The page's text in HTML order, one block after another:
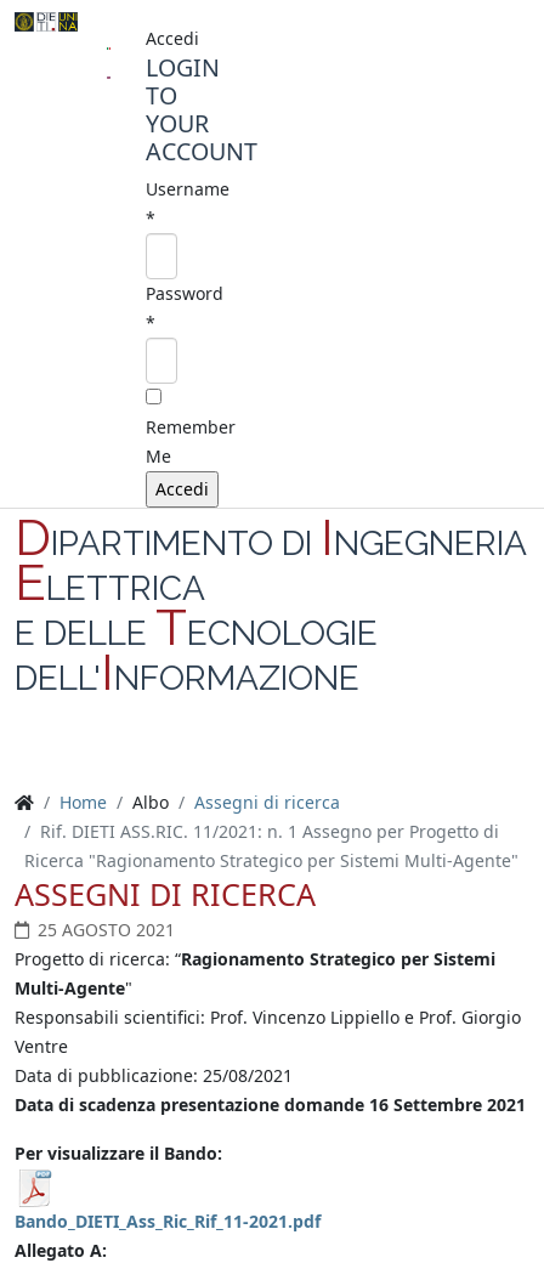
Accedi
LOGIN
TO
YOUR
ACCOUNT
Username
*
Password
*
Remember
Me
DIPARTIMENTO DI INGEGNERIA
ELETTRICA
E DELLE TECNOLOGIE
DELL'INFORMAZIONE
Home Albo
Assegni di ricerca
Rif. DIETI ASS.RIC. 11/2021: n. 1 Assegno per Progetto di
Ricerca "Ragionamento Strategico per Sistemi Multi-Agente"
ASSEGNI DI RICERCA
25 AGOSTO 2021
Progetto di ricerca: “Ragionamento Strategico per Sistemi
Multi-Agente"
Responsabili scientifici: Prof. Vincenzo Lippiello e Prof. Giorgio
Ventre
Data di pubblicazione: 25/08/2021
Data di scadenza presentazione domande 16 Settembre 2021
Per visualizzare il Bando:
Bando_DIETI_Ass_Ric_Rif_11-2021.pdf
Allegato A: